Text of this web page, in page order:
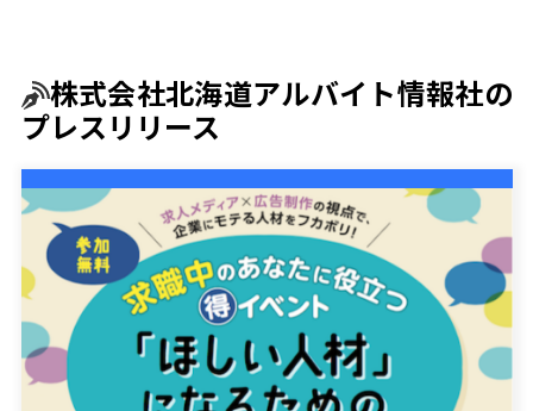
株式会社北海道アルバイト情報社の
プレスリリース